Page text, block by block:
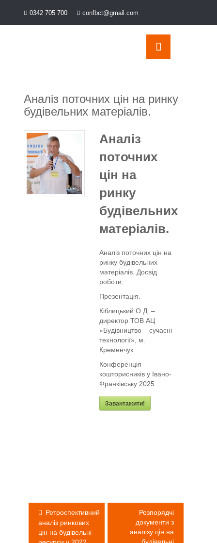
вмісту
0342 705 700 confbct@gmail.com
Аналіз поточних цін на ринку
будівельних матеріалів.
Аналіз
поточних
цін на
ринку
будівельних
матеріалів.
Аналіз поточних цін на
ринку будівельних
матеріалів. Досвід
роботи.
Презентація.
Кіблицький О.Д. –
директор ТОВ АЦ
«Будівництво – сучасні
технології», м.
Кременчук
Конференція
кошторисників у Івано-
Франківську 2025
Завантажити!
Ретроспективний
аналіз ринкових
цін на будівельні
Розпорядчі
документи з
аналізу цін на